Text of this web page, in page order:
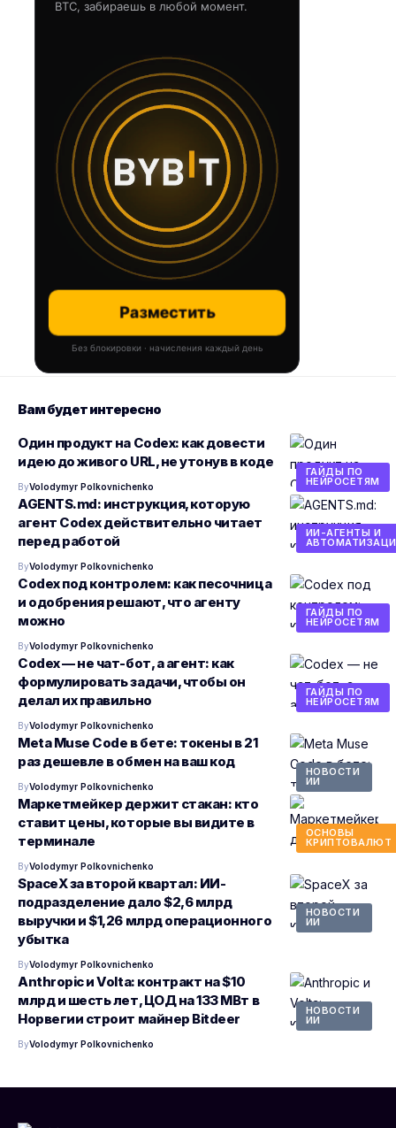
BTC, забираешь в любой момент.
Разместить
Без блокировки · начисления каждый день
Вам будет интересно
ГАЙДЫ ПО
НЕЙРОСЕТЯМ
Один продукт на Codex: как довести
идею до живого URL, не утонув в коде
ByVolodymyr Polkovnichenko
ИИ-АГЕНТЫ И
AGENTS.md: инструкция, которую
агент Codex действительно читает
перед работой
ByVolodymyr Polkovnichenko
ГАЙДЫ ПО
НЕЙРОСЕТЯМ
Codex под контролем: как песочница
и одобрения решают, что агенту
можно
ByVolodymyr Polkovnichenko
ГАЙДЫ ПО
НЕЙРОСЕТЯМ
Codex — не чат-бот, а агент: как
формулировать задачи, чтобы он
делал их правильно
ByVolodymyr Polkovnichenko
НОВОСТИ
ИИ
Meta Muse Code в бете: токены в 21
раз дешевле в обмен на ваш код
ByVolodymyr Polkovnichenko
ОСНОВЫ
КРИПТОВАЛЮТ
Маркетмейкер держит стакан: кто
ставит цены, которые вы видите в
терминале
ByVolodymyr Polkovnichenko
НОВОСТИ
ИИ
SpaceX за второй квартал: ИИ-
подразделение дало $2,6 млрд
выручки и $1,26 млрд операционного
убытка
ByVolodymyr Polkovnichenko
НОВОСТИ
ИИ
Anthropic и Volta: контракт на $10
млрд и шесть лет, ЦОД на 133 МВт в
Норвегии строит майнер Bitdeer
ByVolodymyr Polkovnichenko